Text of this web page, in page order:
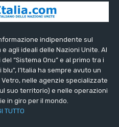
indipendente sul
agli ideali delle Nazioni Unite. Al
“Sistema Onu” e al primo tra i
l’Italia ha sempre avuto un
nelle agenzie specializzate
suo territorio) e nelle operazioni
in giro per il mondo.
TUTTO